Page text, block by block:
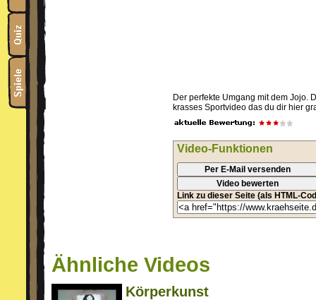
Der perfekte Umgang mit dem Jojo.
krasses Sportvideo das du dir hier
Video-Funktionen
Per E-Mail versenden
Video bewerten
Link zu dieser Seite (als HTML-
Ähnliche Videos
Körperkunst